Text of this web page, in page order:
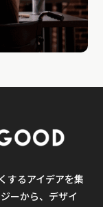
するアイデアを集
ーから、デザイ